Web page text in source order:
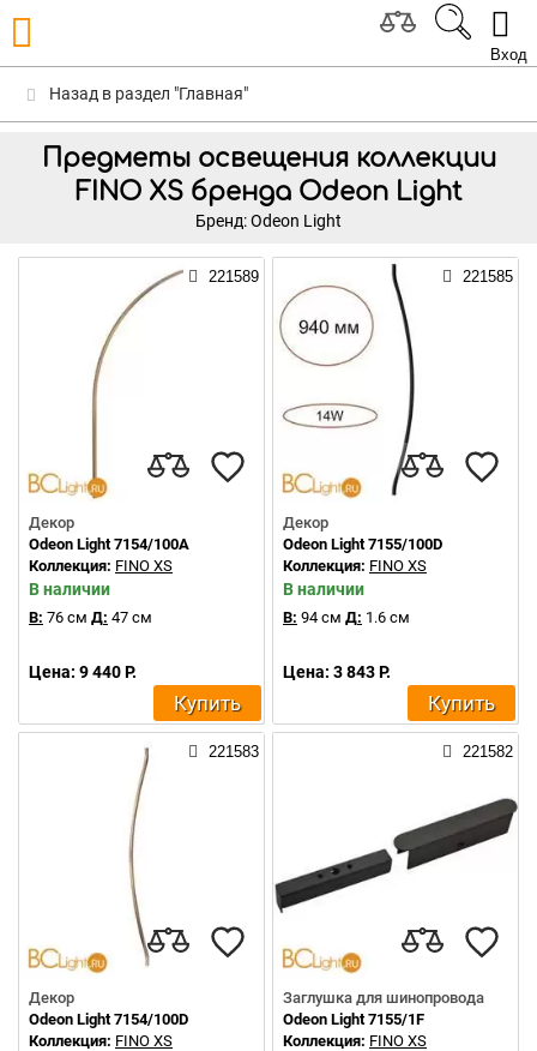
Вход
Назад в раздел "Главная"
Предметы освещения коллекции
FINO XS бренда Odeon Light
Бренд: Odeon Light
221589
Декор
Odeon Light 7154/100A
Коллекция: FINO XS
В наличии
В: 76 см Д: 47 см
Цена: 9 440 Р.
Купить
221585
Декор
Odeon Light 7155/100D
Коллекция: FINO XS
В наличии
В: 94 см Д: 1.6 см
Цена: 3 843 Р.
Купить
221583
Декор
Odeon Light 7154/100D
Коллекция: FINO XS
221582
Заглушка для шинопровода
Odeon Light 7155/1F
Коллекция: FINO XS